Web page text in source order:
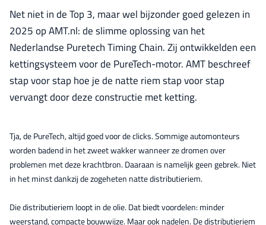
Net niet in de Top 3, maar wel bijzonder goed gelezen in
2025 op AMT.nl: de slimme oplossing van het
Nederlandse Puretech Timing Chain. Zij ontwikkelden een
kettingsysteem voor de PureTech-motor. AMT beschreef
stap voor stap hoe je de natte riem stap voor stap
vervangt door deze constructie met ketting.
Tja, de PureTech, altijd goed voor de clicks. Sommige automonteurs
worden badend in het zweet wakker wanneer ze dromen over
problemen met deze krachtbron. Daaraan is namelijk geen gebrek. Niet
in het minst dankzij de zogeheten natte distributieriem.
Die distributieriem loopt in de olie. Dat biedt voordelen: minder
weerstand, compacte bouwwijze. Maar ook nadelen. De distributieriem